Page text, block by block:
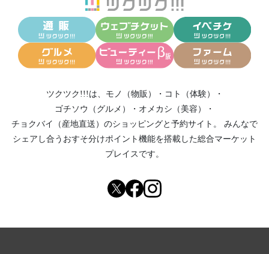
ツクツク!!!は、 モノ（物販） ・ コト（体験）
・
ゴチソウ（グルメ）
・ オメカシ（美容）
・
チョクバイ（産地直送） のショッピングと予約サイト。
みんなで
シェアし合う おすそ分けポイント機能を搭載した総合マーケット
プレイスです。